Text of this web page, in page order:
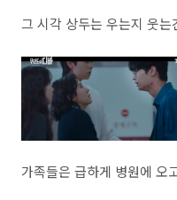
그 시각 상두는 우는지 웃
가족들은 급하게 병원에 오